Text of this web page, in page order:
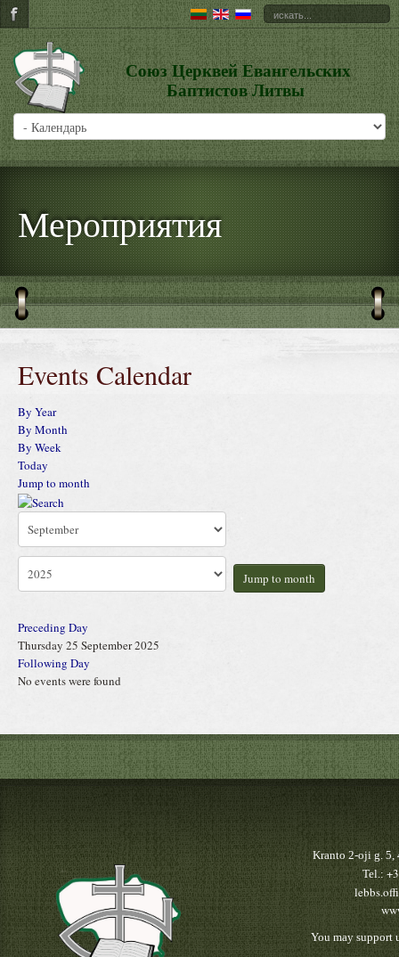
Союз Церквей Евангельских
Баптистов Литвы
Мероприятия
Events Calendar
By Year
By Month
By Week
Today
Jump to month
Jump to month
Preceding Day
Thursday 25 September 2025
Following Day
No events were found
Kranto 2-oji g. 5,
Tel.:
You may support